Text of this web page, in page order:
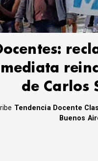
de Carlos
Tendencia Docente
Buenos